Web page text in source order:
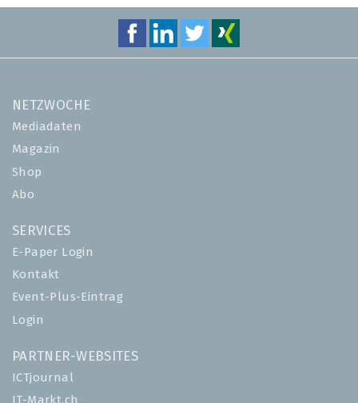
NETZWOCHE
Mediadaten
Magazin
Shop
Abo
SERVICES
E-Paper Login
Kontakt
Event-Plus-Eintrag
Login
PARTNER-WEBSITES
ICTjournal
IT-Markt.ch